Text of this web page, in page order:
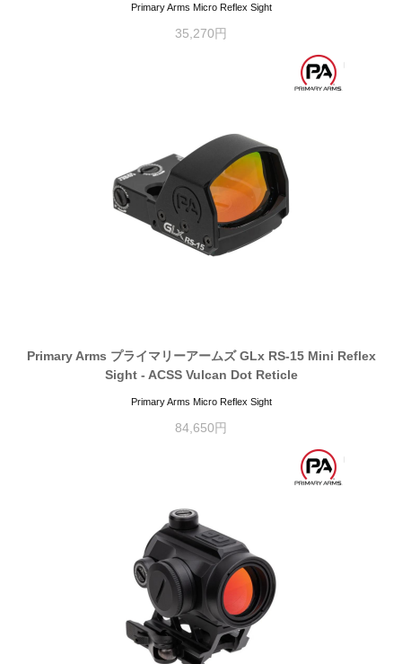
Primary Arms Micro Reflex Sight
35,270円
Primary Arms プライマリーアームズ GLx RS-15 Mini Reflex
Sight - ACSS Vulcan Dot Reticle
Primary Arms Micro Reflex Sight
84,650円